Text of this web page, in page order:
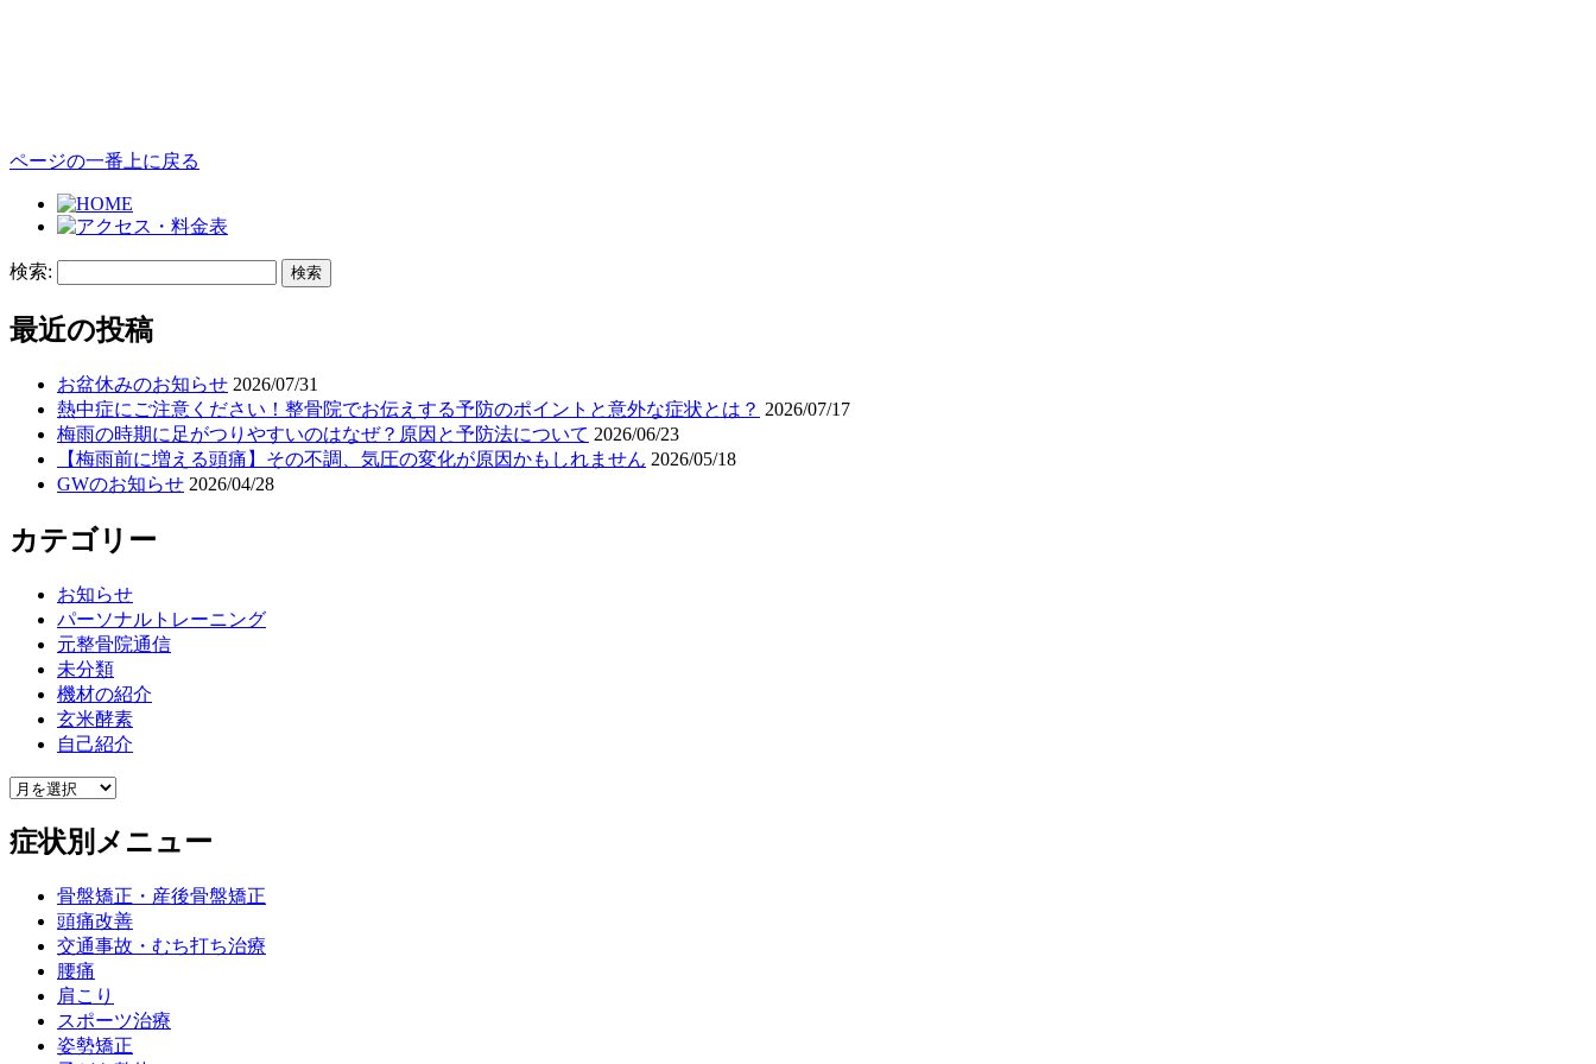
ページの一番上に戻る
検索:
最近の投稿
お盆休みのお知らせ 2026/07/31
熱中症にご注意ください！整骨院でお伝えする予防のポイントと意外な症状とは？ 2026/07/17
梅雨の時期に足がつりやすいのはなぜ？原因と予防法について 2026/06/23
【梅雨前に増える頭痛】その不調、気圧の変化が原因かもしれません 2026/05/18
GWのお知らせ 2026/04/28
カテゴリー
お知らせ
パーソナルトレーニング
元整骨院通信
未分類
機材の紹介
玄米酵素
自己紹介
症状別メニュー
骨盤矯正・産後骨盤矯正
頭痛改善
交通事故・むち打ち治療
腰痛
肩こり
スポーツ治療
姿勢矯正